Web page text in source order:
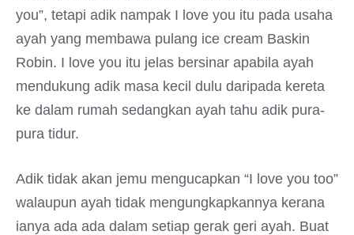
you”, tetapi adik nampak I love you itu pada usaha
ayah yang membawa pulang ice cream Baskin
Robin. I love you itu jelas bersinar apabila ayah
mendukung adik masa kecil dulu daripada kereta
ke dalam rumah sedangkan ayah tahu adik pura-
pura tidur.
Adik tidak akan jemu mengucapkan “I love you too”
walaupun ayah tidak mengungkapkannya kerana
ianya ada ada dalam setiap gerak geri ayah. Buat